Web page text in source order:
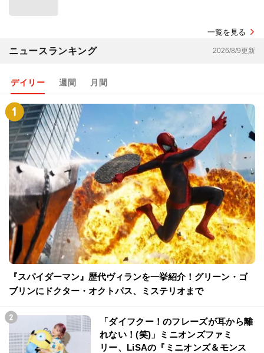
一覧を見る
ニュースランキング 2026/8/9更新
デイリー 週間 月間
『スパイダーマン』歴代ヴィランを一挙紹介！グリーン・ゴ
ブリンにドクター・オクトパス、ミステリオまで
「ダイフクー！のフレーズが耳から離
れない！(笑)」ミニオンズファミ
リー、LiSAの『ミニオンズ＆モンス